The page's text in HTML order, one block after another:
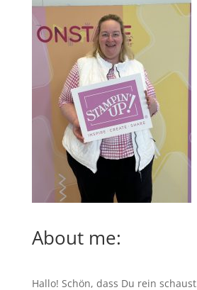
About me:
Hallo! Schön, dass Du rein